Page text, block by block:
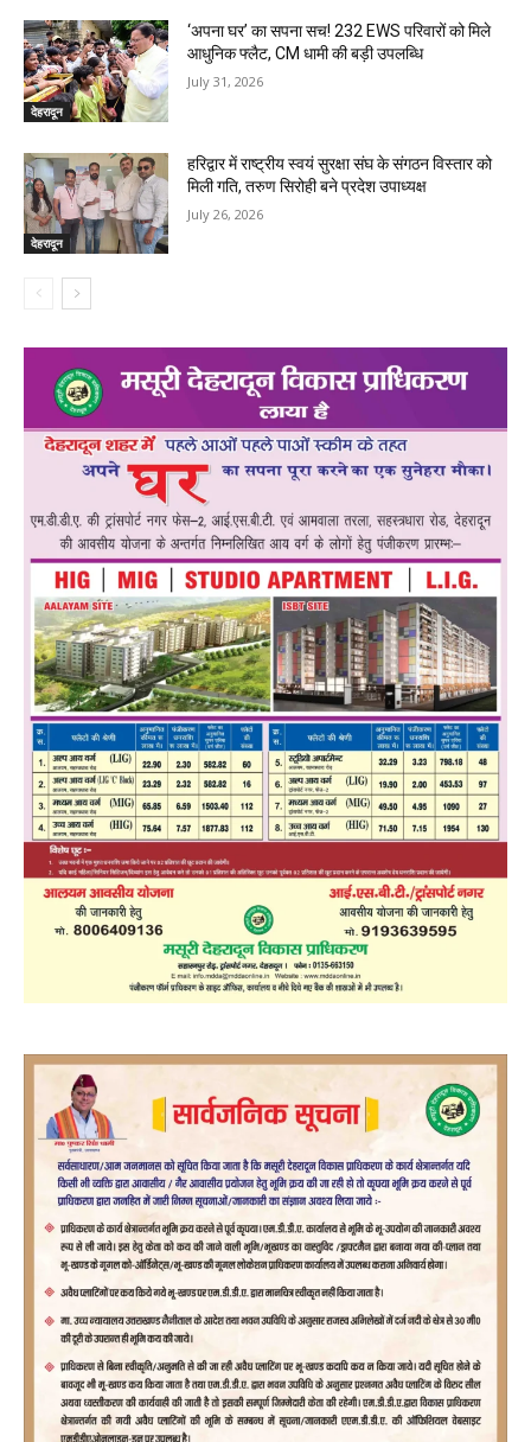
देहरादून
‘अपना घर’ का सपना सच! 232 EWS परिवारों को मिले
आधुनिक फ्लैट, CM धामी की बड़ी उपलब्धि
July 31, 2026
देहरादून
हरिद्वार में राष्ट्रीय स्वयं सुरक्षा संघ के संगठन विस्तार को
मिली गति, तरुण सिरोही बने प्रदेश उपाध्यक्ष
July 26, 2026